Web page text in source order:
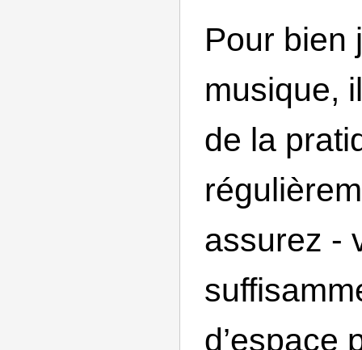
Pour bien
musique,
de la
assurez -
d’espace